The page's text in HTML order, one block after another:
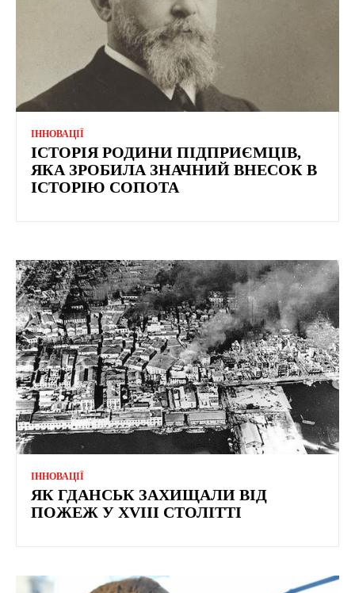
ІННОВАЦІЇ
ІСТОРІЯ РОДИНИ ПІДПРИЄМЦІВ,
ЯКА ЗРОБИЛА ЗНАЧНИЙ ВНЕСОК В
ІСТОРІЮ СОПОТА
ІННОВАЦІЇ
ЯК ГДАНСЬК ЗАХИЩАЛИ ВІД
ПОЖЕЖ У XVIII СТОЛІТТІ